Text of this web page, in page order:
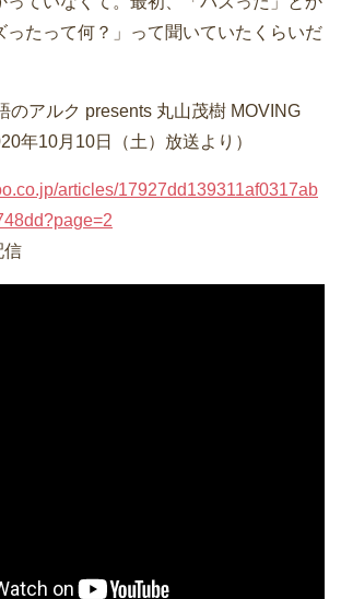
ったって何？」って聞いていたくらいだ
のアルク presents 丸山茂樹 MOVING
年10月10日（土）放送より）
articles/17927dd139311af0317ab
信